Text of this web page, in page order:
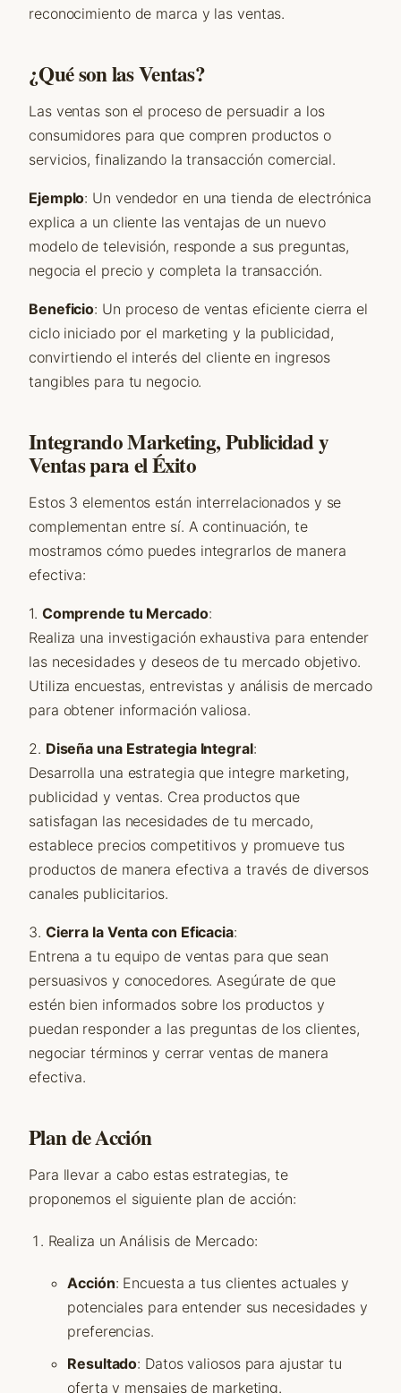
reconocimiento de marca y las ventas.
¿Qué son las Ventas?
Las ventas son el proceso de persuadir a los
consumidores para que compren productos o
servicios, finalizando la transacción comercial.
Ejemplo: Un vendedor en una tienda de electrónica
explica a un cliente las ventajas de un nuevo
modelo de televisión, responde a sus preguntas,
negocia el precio y completa la transacción.
Beneficio: Un proceso de ventas eficiente cierra el
ciclo iniciado por el marketing y la publicidad,
convirtiendo el interés del cliente en ingresos
tangibles para tu negocio.
Integrando Marketing, Publicidad y
Ventas para el Éxito
Estos 3 elementos están interrelacionados y se
complementan entre sí. A continuación, te
mostramos cómo puedes integrarlos de manera
efectiva:
1. Comprende tu Mercado:
Realiza una investigación exhaustiva para entender
las necesidades y deseos de tu mercado objetivo.
Utiliza encuestas, entrevistas y análisis de mercado
para obtener información valiosa.
2. Diseña una Estrategia Integral:
Desarrolla una estrategia que integre marketing,
publicidad y ventas. Crea productos que
satisfagan las necesidades de tu mercado,
establece precios competitivos y promueve tus
productos de manera efectiva a través de diversos
canales publicitarios.
3. Cierra la Venta con Eficacia:
Entrena a tu equipo de ventas para que sean
persuasivos y conocedores. Asegúrate de que
estén bien informados sobre los productos y
puedan responder a las preguntas de los clientes,
negociar términos y cerrar ventas de manera
efectiva.
Plan de Acción
Para llevar a cabo estas estrategias, te
proponemos el siguiente plan de acción:
Realiza un Análisis de Mercado:
Acción: Encuesta a tus clientes actuales y
potenciales para entender sus necesidades y
preferencias.
Resultado: Datos valiosos para ajustar tu
oferta y mensajes de marketing.